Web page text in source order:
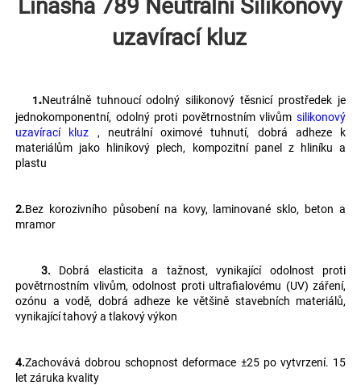
Linasha 789 Neutrální Silikonový
uzavírací kluz
   1
.Neutrálně tuhnoucí odolný silikonový těsnicí prostředek je
jednokomponentní, odolný proti povětrnostním vlivům silikonový
uzavírací kluz , neutrální oximové tuhnutí, dobrá adheze k
materiálům jako hliníkový plech, kompozitní panel z hliníku a
plastu
2.Bez korozivního působení na kovy, laminované sklo, beton a
mramor
   3.
Dobrá elasticita a tažnost, vynikající odolnost proti
povětrnostním vlivům, odolnost proti ultrafialovému (UV) záření,
ozónu a vodě, dobrá adheze ke většině stavebních materiálů,
vynikající tahový a tlakový výkon
4.Zachovává dobrou schopnost deformace ±25 po vytvrzení. 15
let záruka kvality